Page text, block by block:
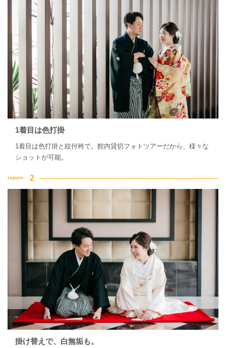
1着目は色打掛
1着目は色打掛と紋付袴で。館内貸切フォトツアーだから、様々な
ショットが可能。
掛け替えで、白無垢も。